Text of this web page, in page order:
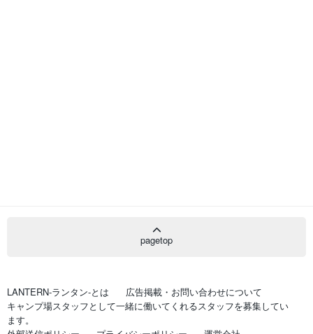
pagetop
LANTERN-ランタン-とは
広告掲載・お問い合わせについて
キャンプ場スタッフとして一緒に働いてくれるスタッフを募集してい
ます。